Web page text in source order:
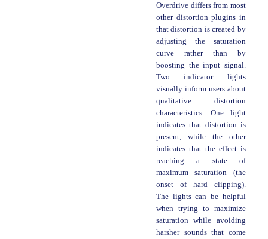
Overdrive differs from most
other distortion plugins in
that distortion is created by
adjusting the saturation
curve rather than by
boosting the input signal.
Two indicator lights
visually inform users about
qualitative distortion
characteristics. One light
indicates that distortion is
present, while the other
indicates that the effect is
reaching a state of
maximum saturation (the
onset of hard clipping).
The lights can be helpful
when trying to maximize
saturation while avoiding
harsher sounds that come